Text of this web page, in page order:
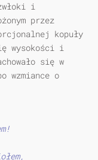
i
przez
kopuły
wysokości i
się w
wzmiance o